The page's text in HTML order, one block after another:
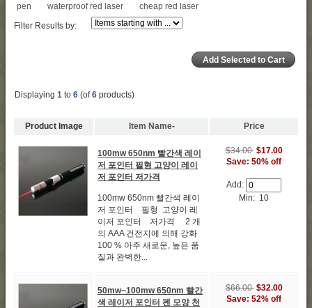
pen
waterproof red laser cheap red laser
Filter Results by:
Displaying 1 to 6 (of6 products)
Product Image Item Name- Price
100mw 650nm 빨간색 레이
저 포인터 필형 고양이 레이
저 포인터 저가격
100mw 650nm 빨간색 레이
저 포인터 필형 고양이 레
이저 포인터 저가격 2 개
의 AAA 건전지에 의해 강화
100 % 아주 새로운, 높은 품
질과 완벽한...
$34.00 $17.00
Save: 50% off
Add:
Min: 10
50mw~100mw 650nm 빨간
색 레이저 포인터 펜 모양 천
$66.00 $32.00
Save: 52% off